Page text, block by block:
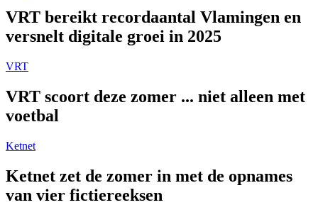
VRT bereikt recordaantal Vlamingen en
versnelt digitale groei in 2025
VRT
VRT scoort deze zomer ... niet alleen met
voetbal
Ketnet
Ketnet zet de zomer in met de opnames
van vier fictiereeksen